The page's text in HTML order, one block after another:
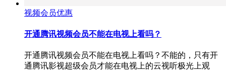
视频会员优惠
开通腾讯视频会员不能在电视上看吗？
开通腾讯视频会员不能在电视上看吗？不能的，只有开
通腾讯影视超级会员才能在电视上的云视听极光上观